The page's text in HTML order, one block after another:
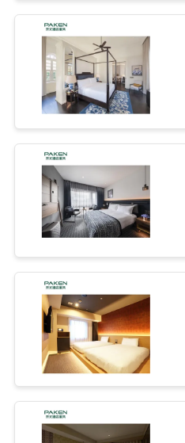
TRETEN
UNS
VERBINDUNG
FORDERN
ZITAT
SITEMAP
PRIVACY
POLICY